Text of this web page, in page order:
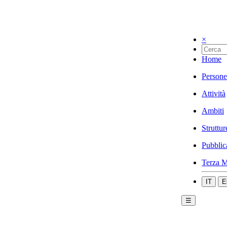
×
Home
Persone
Attività
Ambiti
Terza
IT
☰